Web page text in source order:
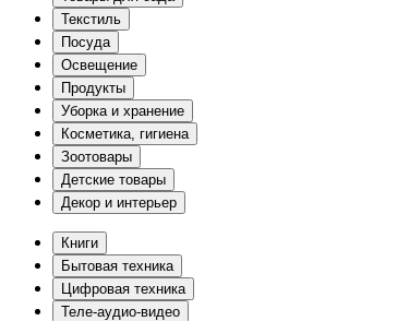
Текстиль
Посуда
Освещение
Продукты
Уборка и хранение
Косметика, гигиена
Зоотовары
Детские товары
Декор и интерьер
Книги
Бытовая техника
Цифровая техника
Теле-аудио-видео